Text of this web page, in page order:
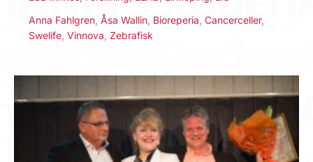
Anna Fahlgren Åsa Wallin Bioreperia Cancerceller,
Swelife Vinnova Zebrafisk